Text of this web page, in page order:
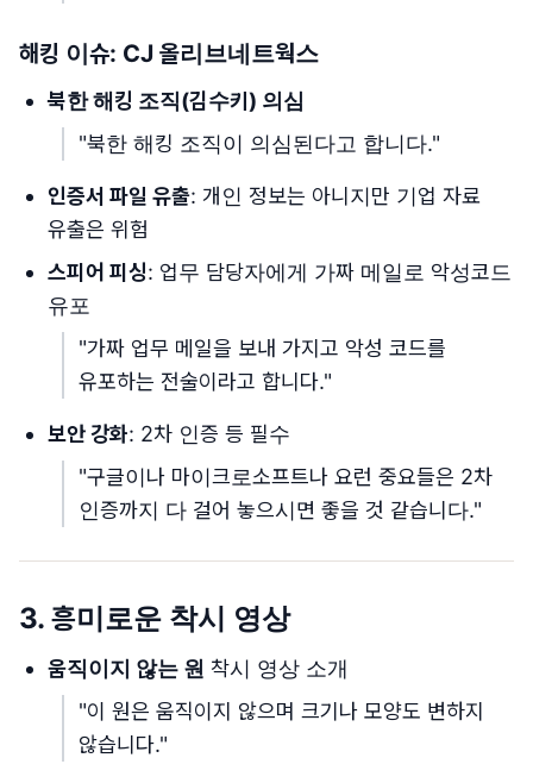
해킹 이슈: CJ 올리브네트웍스
북한 해킹 조직(김수키) 의심
"북한 해킹 조직이 의심된다고 합니다."
인증서 파일 유출: 개인 정보는 아니지만 기업 자료
유출은 위험
스피어 피싱: 업무 담당자에게 가짜 메일로 악성코드
유포
"가짜 업무 메일을 보내 가지고 악성 코드를
유포하는 전술이라고 합니다."
보안 강화: 2차 인증 등 필수
"구글이나 마이크로소프트나 요런 중요들은 2차
인증까지 다 걸어 놓으시면 좋을 것 같습니다."
3. 흥미로운 착시 영상
움직이지 않는 원 착시 영상 소개
"이 원은 움직이지 않으며 크기나 모양도 변하지
않습니다."